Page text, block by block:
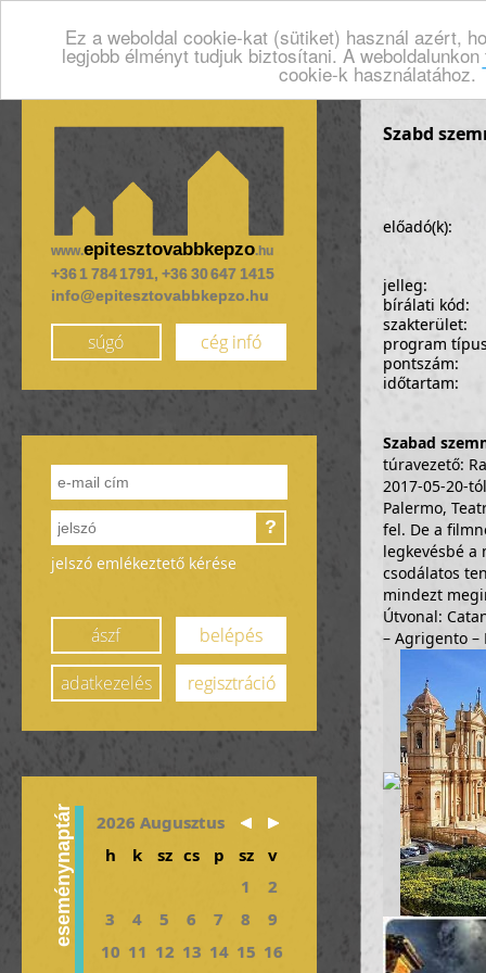
Ez a weboldal cookie-kat (sütiket) használ azért,
legjobb élményt tudjuk biztosítani. A
cookie-k használatához.
www.epitesztovabbkepzo.hu
+36 1 784 1791, +36 30 647 1415
info@epitesztovabbkepzo.hu
súgó cég infó
?
jelszó emlékeztető kérése
ászf
belépés
adatkezelés
regisztráció
eseménynaptár
2026 Augusztus
h
k sz cs p sz
v
1
2
3
4 5 6 7 8
9
10 11 12 13 14 15 16
Szabd
előadó(k):
jelleg:
bírálati kód:
szakterület:
program
pontszám:
időtartam:
Szabad
túravezető:
2017-05-20-
Palermo,
fel. De a
legkevésbé a
csodálatos
mindezt
Útvonal:
– Agrigento –